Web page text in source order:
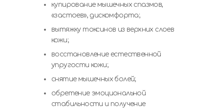
купирование мышечных спазмов,
«застоев», дискомфорта;
вытяжку токсинов из верхних слоев
кожи;
восстановление естественной
упругости кожи;
снятие мышечных болей;
обретение эмоциональной
стабильности и получение